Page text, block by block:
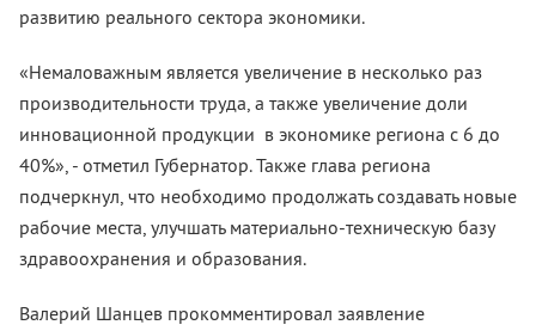
развитию реального сектора экономики.
«Немаловажным является увеличение в несколько раз
производительности труда, а также увеличение доли
инновационной продукции в экономике региона с 6 до
40%», - отметил Губернатор. Также глава региона
подчеркнул, что необходимо продолжать создавать новые
рабочие места, улучшать материально-техническую базу
здравоохранения и образования.
Валерий Шанцев прокомментировал заявление